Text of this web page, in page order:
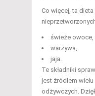
Co więcej, ta
świeże owoce,
warzywa,
jaja.
Te składniki
jest źródłem
odżywczych.